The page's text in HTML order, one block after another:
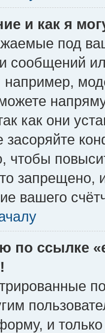
и как я
под
сообщений
например,
как они
засоряйте
чтобы
запрещено,
вашего
по ссылке
и